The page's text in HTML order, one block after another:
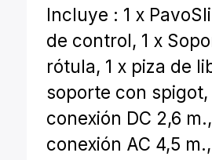
Incluye : 1 x
de control, 1 x
rótula, 1 x piza de
soporte con spigot,
conexión DC 2,6
conexión AC 4,5